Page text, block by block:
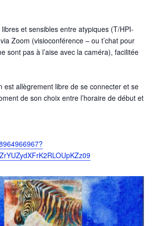
libres et sensibles entre atypiques (T/HPI-
Zoom (visioconférence – ou t’chat pour
sont pas à l’aise avec la caméra), facilitée
est allègrement libre de se connecter et se
de son choix entre l’horaire de début et